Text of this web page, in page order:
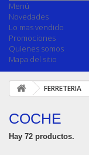
Menú
Novedades
Lo mas vendido
Promociones
Quienes somos
Mapa del sitio
FERRETERIA
COCHE
Hay 72 productos.